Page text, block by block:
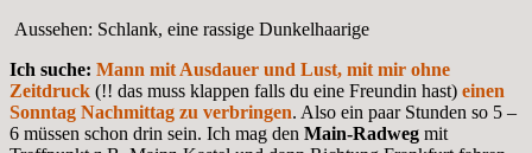
Aussehen: Schlank, eine rassige Dunkelhaarige
Ich suche: Mann mit Ausdauer und Lust, mit mir ohne
Zeitdruck (!! das muss klappen falls du eine Freundin hast) einen
Sonntag Nachmittag zu verbringen. Also ein paar Stunden so 5 –
6 müssen schon drin sein. Ich mag den Main-Radweg mit